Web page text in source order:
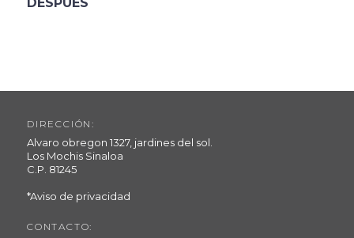
DIRECCIÓN:
Alvaro obregon 1327, jardines del sol.
Los Mochis Sinaloa
C.P. 81245
*Aviso de privacidad
CONTACTO: